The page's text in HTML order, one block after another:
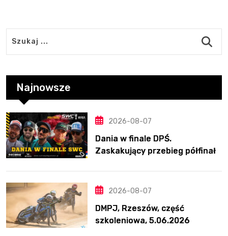
Najnowsze
2026-08-07
Dania w finale DPŚ.
Zaskakujący przebieg półfinału
2026-08-07
DMPJ, Rzeszów, część
szkoleniowa, 5.06.2026